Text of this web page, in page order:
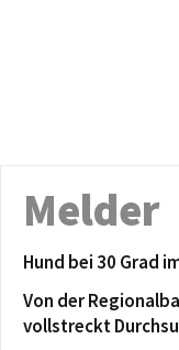
Melder
Hund bei 30 Grad
Von der
vollstreckt